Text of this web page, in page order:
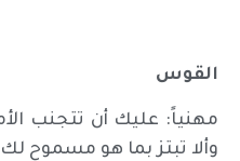
القوس
مهنياً: عليك أن تتجنب
وألا تبتز بما هو مسموح